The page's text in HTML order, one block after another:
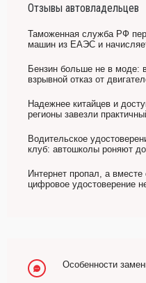
Отзывы автовладельцев
Таможенная служба РФ
машин из ЕАЭС и
Бензин больше не в моде:
взрывной отказ от
Надежнее китайцев и
регионы завезли
Водительское
клуб: автошколы роняют
Интернет пропал, а
цифровое удостоверение
Особенности